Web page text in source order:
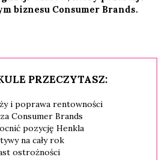
biznesu Consumer Brands.
PRZECZYTASZ:
i poprawa rentowności
Consumer Brands
pozycję Henkla
na cały rok
ostrożności